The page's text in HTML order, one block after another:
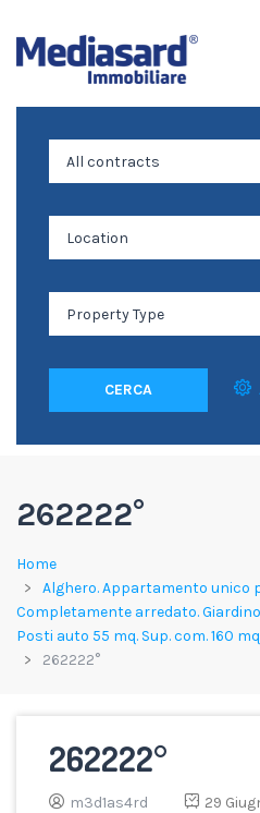
CERCA
262222°
Home
Alghero. Appartamento unico
Completamente arredato.
Posti auto 55 mq. Sup. com. 160 mq
262222°
262222°
m3d1as4rd
29